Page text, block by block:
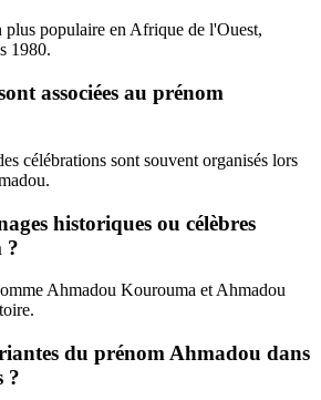
plus populaire en Afrique de l'Ouest,
1980.
associées au prénom
célébrations sont souvent organisés lors
historiques ou célèbres
?
Ahmadou Kourouma et Ahmadou
du prénom Ahmadou dans
?